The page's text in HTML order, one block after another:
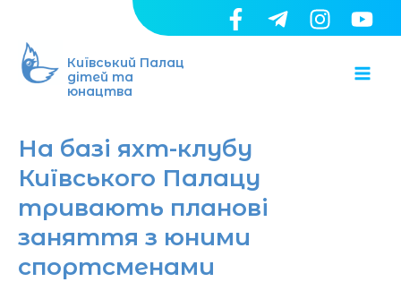
вмісту
Київський Палац
дітей та
юнацтва
На базі яхт-клубу
Київського Палацу
тривають планові
заняття з юними
спортсменами